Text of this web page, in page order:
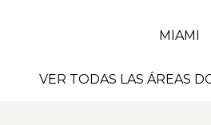
MIAMI
VER TODAS LAS ÁREAS